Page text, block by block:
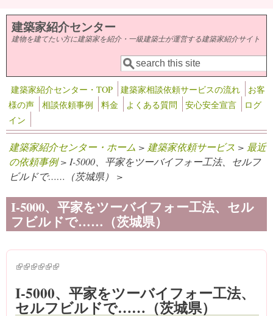
メインコンテンツに移動
建築家紹介センター
建物を建てたい方に建築家を紹介・一級建築士が運営する建築家紹介サイト
検索フォーム
検索
建築家紹介センター・TOP 建築家相談依頼サービスの流れ
お客
様の声
相談依頼事例 料金 よくある質問 安心安全宣言
ログ
イン
建築家紹介センター・ホーム > 建築家依頼サービス > 最近
の依頼事例> I-5000、平家をツーバイフォー工法、セルフ
ビルドで……（茨城県） >
I-5000、平家をツーバイフォー工法、セル
フビルドで……（茨城県）
(link is external)
(link is external)
(link is external)
(link is external)
(link is external)
(link is external)
I-5000、平家をツーバイフォー工法、
セルフビルドで……（茨城県）